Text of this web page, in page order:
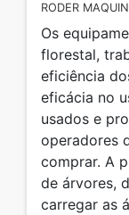
RODER
Os
florestal,
eficiência
eficácia no
usados e
operadores
comprar. A
de árvores,
carregar as